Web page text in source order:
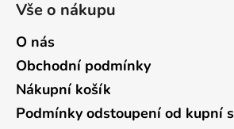
Vše o nákupu
O nás
Obchodní podmínky
Nákupní košík
Podmínky odstoupení od kupní